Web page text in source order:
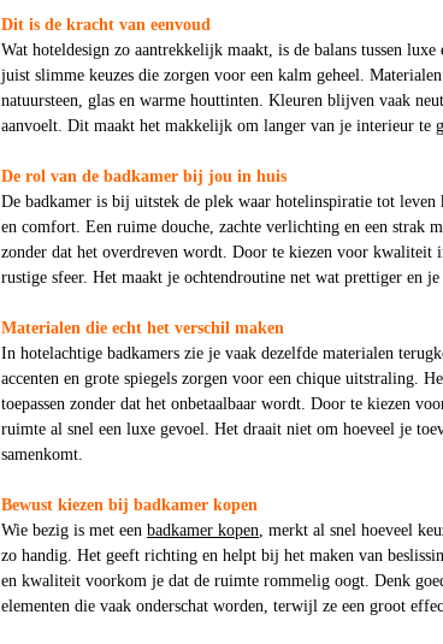
Dit is de kracht van eenvoud
Wat hoteldesign zo aantrekkelijk maakt, is de balans tussen
juist slimme keuzes die zorgen voor een kalm geheel.
natuursteen, glas en warme houttinten. Kleuren blijven vaak
aanvoelt. Dit maakt het makkelijk om langer van je interieur te
De rol van de badkamer bij jou in huis
De badkamer is bij uitstek de plek waar hotelinspiratie tot
en comfort. Een ruime douche, zachte verlichting en een strak
zonder dat het overdreven wordt. Door te kiezen voor kwaliteit
rustige sfeer. Het maakt je ochtendroutine net wat prettiger en
Materialen die echt het verschil maken
In hotelachtige badkamers zie je vaak dezelfde materialen
accenten en grote spiegels zorgen voor een chique uitstraling.
toepassen zonder dat het onbetaalbaar wordt. Door te kiezen
ruimte al snel een luxe gevoel. Het draait niet om hoeveel je
samenkomt.
Bewust kiezen bij badkamer kopen
Wie bezig is met een badkamer kopen, merkt al snel hoeveel
zo handig. Het geeft richting en helpt bij het maken van
en kwaliteit voorkom je dat de ruimte rommelig oogt. Denk
elementen die vaak onderschat worden, terwijl ze een groot